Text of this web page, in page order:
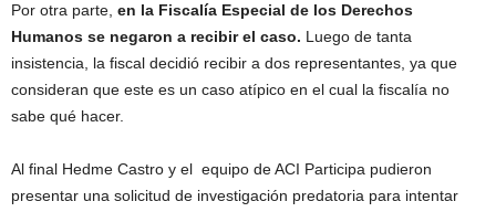
Por otra parte, en la Fiscalía Especial de los Derechos
Humanos se negaron a recibir el caso. Luego de tanta
insistencia, la fiscal decidió recibir a dos representantes, ya que
consideran que este es un caso atípico en el cual la fiscalía no
sabe qué hacer.
Al final Hedme Castro y el equipo de ACI Participa pudieron
presentar una solicitud de investigación predatoria para intentar